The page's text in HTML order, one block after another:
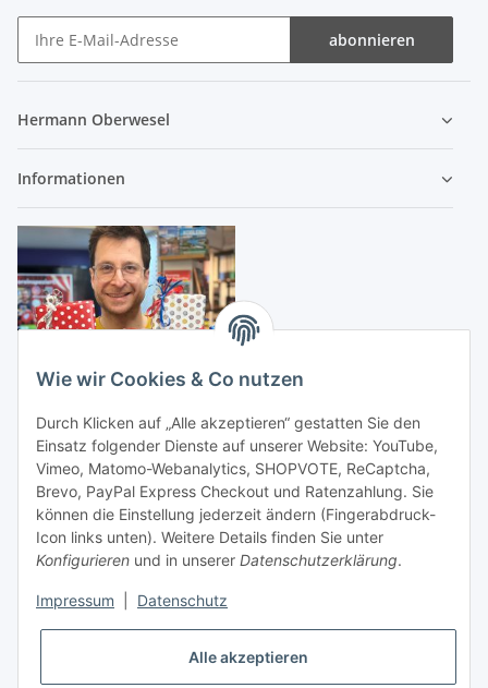
abonnieren
Hermann Oberwesel
Informationen
Vertrag widerrufen
Wie wir Cookies & Co nutzen
Durch Klicken auf „Alle akzeptieren“ gestatten Sie den
Einsatz folgender Dienste auf unserer Website: YouTube,
Vimeo, Matomo-Webanalytics, SHOPVOTE, ReCaptcha,
Brevo, PayPal Express Checkout und Ratenzahlung. Sie
können die Einstellung jederzeit ändern (Fingerabdruck-
Icon links unten). Weitere Details finden Sie unter
Konfigurieren und in unserer Datenschutzerklärung.
Impressum Datenschutz
Alle akzeptieren